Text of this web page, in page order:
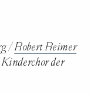
/Robert Reimer
Kinderchor der